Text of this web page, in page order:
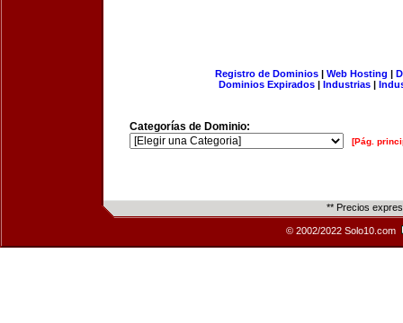
Registro de Dominios| Web Hosting |
Dominios Expirados | Industrias |
Categorías de Dominio:
[Pág.
** Precios
© 2002/2022 Solo10.com